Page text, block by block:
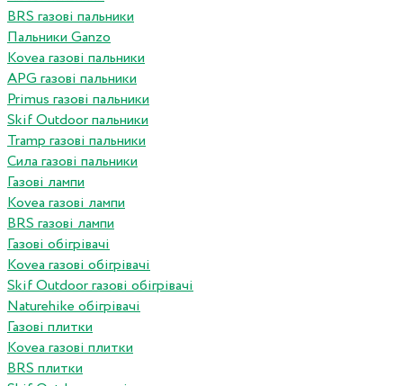
BRS газові пальники
Пальники Ganzo
Kovea газові пальники
APG газові пальники
Primus газові пальники
Skif Outdoor пальники
Tramp газові пальники
Сила газові пальники
Газові лампи
Kovea газові лампи
BRS газові лампи
Газові обігрівачі
Kovea газові обігрівачі
Skif Outdoor газові обігрівачі
Naturehike обігрівачі
Газові плитки
Kovea газові плитки
BRS плитки